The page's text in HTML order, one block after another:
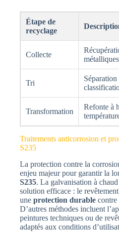
Étape de
recyclage
Collecte
Tri
Transformation
Refonte à
Traitements anticorrosion et
S235
La protection contre la
enjeu majeur pour garantir la
S235. La galvanisation à
solution efficace : le
une protection durable contre
D’autres méthodes incluent
peintures techniques ou de
adaptés aux conditions